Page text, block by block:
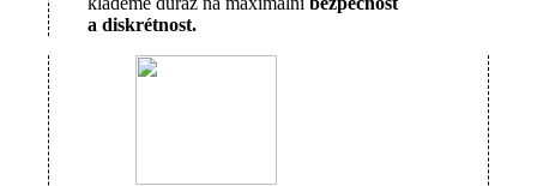
a diskrétnost.